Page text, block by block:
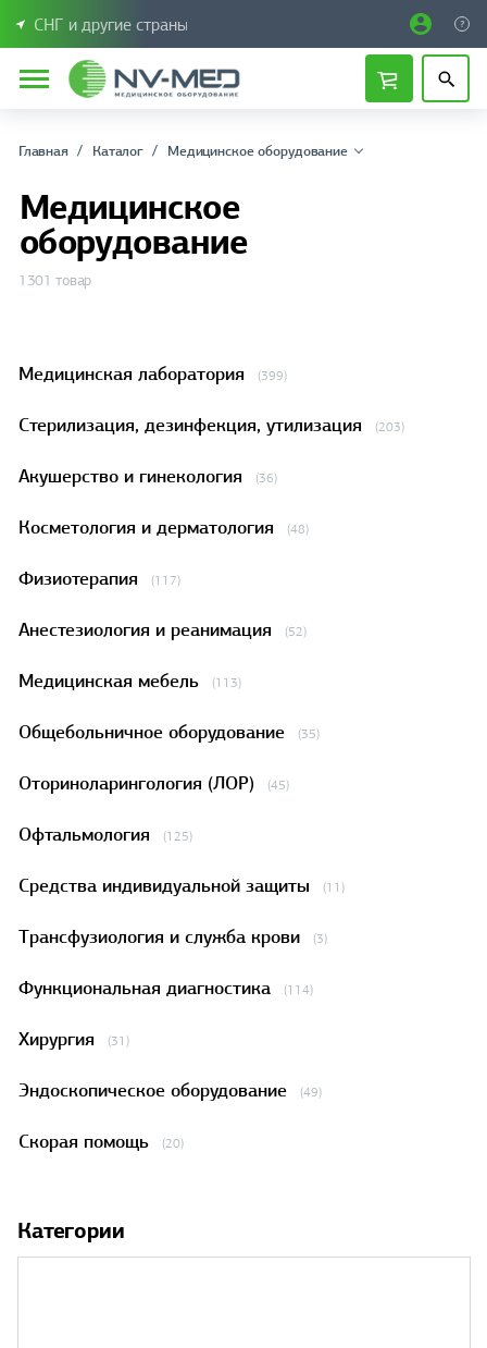
СНГ и другие страны
Главная Каталог Медицинское оборудование
Медицинское
оборудование
1301 товар
Медицинская лаборатория (399)
Стерилизация, дезинфекция, утилизация (203)
Акушерство и гинекология (36)
Косметология и дерматология (48)
Физиотерапия (117)
Анестезиология и реанимация (52)
Медицинская мебель (113)
Общебольничное оборудование (35)
Оториноларингология (ЛОР) (45)
Офтальмология (125)
Средства индивидуальной защиты (11)
Трансфузиология и служба крови (3)
Функциональная диагностика (114)
Хирургия (31)
Эндоскопическое оборудование (49)
Скорая помощь (20)
Категории